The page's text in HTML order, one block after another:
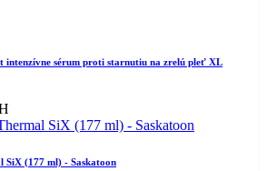
intenzívne sérum proti starnutiu na zrelú pleť XL
SiX (177 ml) - Saskatoon